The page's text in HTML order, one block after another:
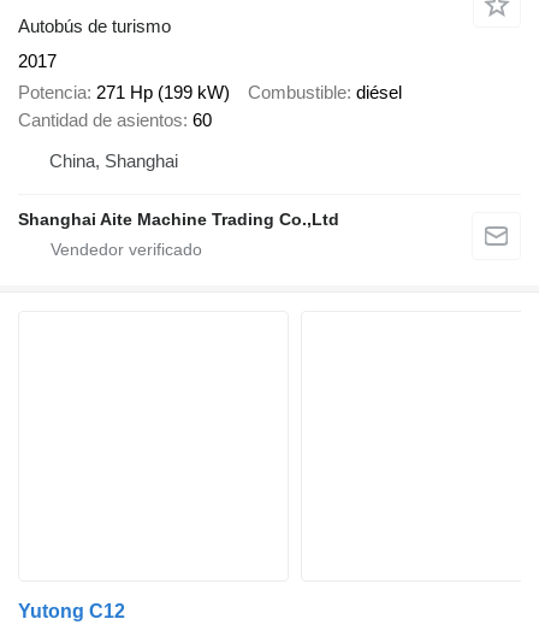
Autobús de turismo
2017
Potencia 271 Hp (199 kW) Combustible diésel
Cantidad de asientos 60
China, Shanghai
Shanghai Aite Machine Trading Co.,Ltd
Yutong C12